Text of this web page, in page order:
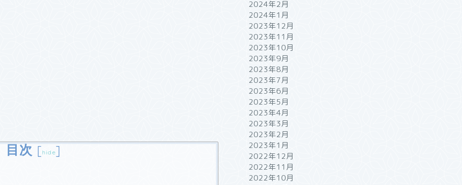
目次 [hide]
2024年2月
2024年1月
2023年12月
2023年11月
2023年10月
2023年9月
2023年8月
2023年7月
2023年6月
2023年5月
2023年4月
2023年3月
2023年2月
2023年1月
2022年12月
2022年11月
2022年10月